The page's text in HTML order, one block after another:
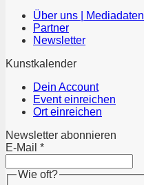
Über uns | Mediadaten
Partner
Newsletter
Kunstkalender
Dein Account
Event einreichen
Ort einreichen
Newsletter abonnieren
E-Mail *
Wie oft?